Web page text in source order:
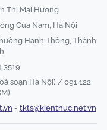
Thị Mai Hương
Cửa Nam, Hà Nội
Hạnh Thông, Thành
3519
soạn Hà Nội) / 091 122
- tkts@kienthuc.net.vn